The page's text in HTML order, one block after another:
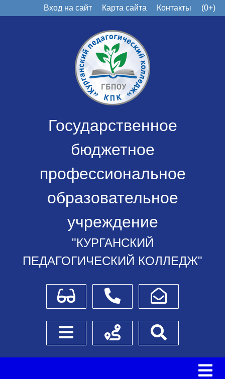
Вход на сайт Карта сайта Контакты (0+)
Государственное
бюджетное
профессиональное
образовательное
учреждение
"КУРГАНСКИЙ
ПЕДАГОГИЧЕСКИЙ КОЛЛЕДЖ"
Для слабовидящихТелефоныНаписать обращение
Боковое менюСхема проезда